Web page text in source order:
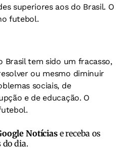
superiores aos do Brasil. O
futebol.
Brasil tem sido um fracasso,
ou mesmo diminuir
sociais, de
e de educação. O
Notíciase receba os
do dia.